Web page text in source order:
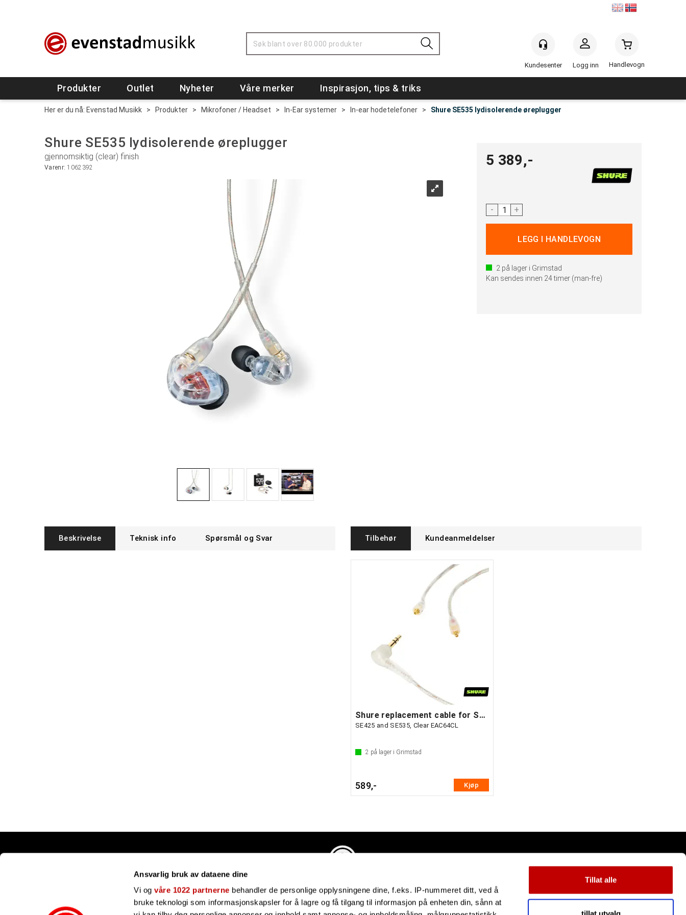
Ansvarlig bruk av dataene dine
Vi ogvåre 1022 partnerne behandler de personlige opplysningene dine, f.eks. IP-nummeret ditt, ved å
bruke teknologi som informasjonskapsler for å lagre og få tilgang til informasjon på enheten din, sånn at
Tillat alle
tillat utvalg
Logg inn Handlevogn
Produkter Outlet Nyheter Våre merker Inspirasjon, tips & triks
Her er du nå: Evenstad Musikk > Produkter > Mikrofoner / Headset > In-Ear systemer > In-ear hodetelefoner > Shure SE535 lydisolerende øreplugger
Shure SE535 lydisolerende øreplugger
gjennomsiktig (clear) finish
Varenr:1062392 5 389,-
- +
2 på lager i Grimstad
Kan sendes innen 24 timer (man-fre)
Beskrivelse Teknisk info Spørsmål og Svar Tilbehør Kundeanmeldelser
Shure replacement cable for SE215, SE315
SE425 and SE535, Clear EAC64CL
2 på lager i Grimstad
589,- Kjøp
Bli forhandler
Industriveien 4
4879 Grimstad